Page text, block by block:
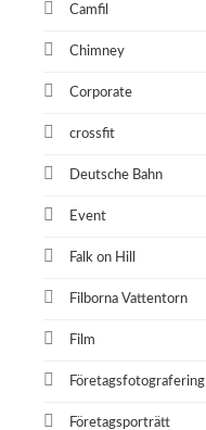
Camfil
Chimney
Corporate
crossfit
Deutsche Bahn
Event
Falk on Hill
Filborna Vattentorn
Film
Företagsfotografering
Företagsporträtt